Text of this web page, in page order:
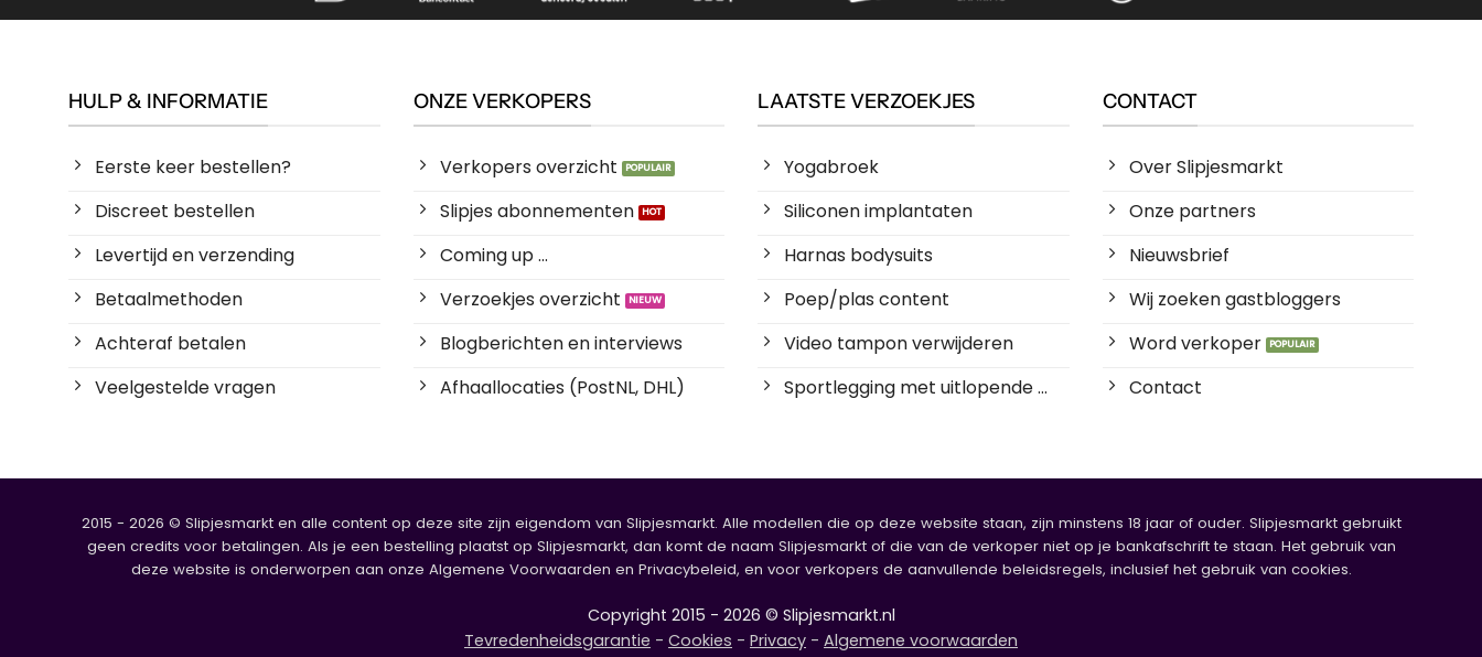
HULP & INFORMATIE
Eerste keer bestellen?
Discreet bestellen
Levertijd en verzending
Betaalmethoden
Achteraf betalen
Veelgestelde vragen
ONZE VERKOPERS
Verkopers overzicht
Slipjes abonnementen
Coming up ...
Verzoekjes overzicht
Blogberichten en interviews
Afhaallocaties (PostNL, DHL)
LAATSTE VERZOEKJES
Yogabroek
Siliconen implantaten
Harnas bodysuits
Poep/plas content
Video tampon verwijderen
Sportlegging met uitlopende ...
CONTACT
Over Slipjesmarkt
Onze partners
Nieuwsbrief
Wij zoeken gastbloggers
Word verkoper
Contact
2015 - 2026 © Slipjesmarkt en alle content op deze site zijn eigendom van Slipjesmarkt. Alle modellen die op deze website staan, zijn minstens 18 jaar of ouder. Slipjesmarkt gebruikt
geen credits voor betalingen. Als je een bestelling plaatst op Slipjesmarkt, dan komt de naam Slipjesmarkt of die van de verkoper niet op je bankafschrift te staan. Het gebruik van
deze website is onderworpen aan onze Algemene Voorwaarden en Privacybeleid, en voor verkopers de aanvullende beleidsregels, inclusief het gebruik van cookies.
Copyright 2015 - 2026 © Slipjesmarkt.nl
Tevredenheidsgarantie - Cookies - Privacy - Algemene voorwaarden